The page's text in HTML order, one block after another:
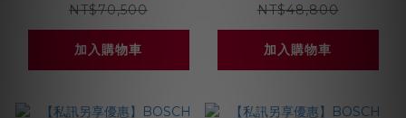
乾 SMV6ZAX00X
NT$70,500
加入購物車
換裝置 6段洗程
SPS4IMW00X
NT$48,800
加入購物車